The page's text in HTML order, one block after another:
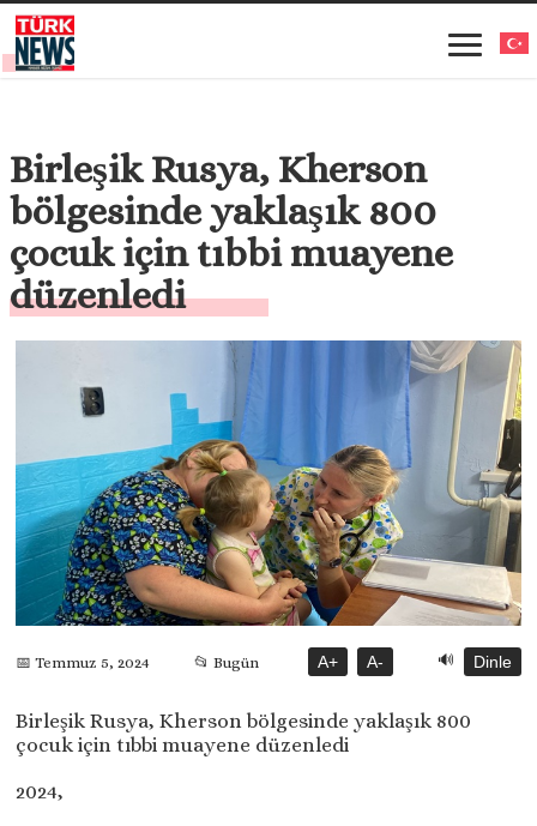
Birleşik Rusya, Kherson
bölgesinde yaklaşık 800
çocuk için tıbbi muayene
düzenledi
📅 Temmuz 5, 2024 📂 Bugün A+ A- 🔊 Dinle
Birleşik Rusya, Kherson bölgesinde yaklaşık 800
çocuk için tıbbi muayene düzenledi
2024,